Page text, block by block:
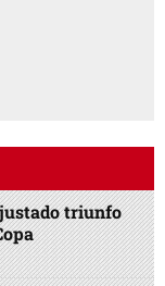
triunfo